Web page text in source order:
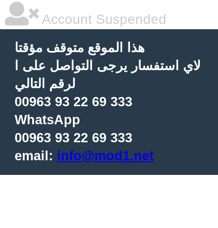
Account Suspended
هذا الموقع متوقف مؤقتا
لاي استفسار يرجى التواصل على ا
لرقم التالي
00963 93 22 69 333
WhatsApp
00963 93 22 69 333
email: info@mod1.net